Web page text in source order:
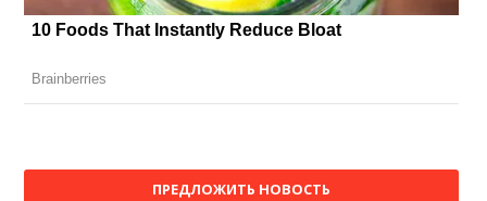
ПРЕДЛОЖИТЬ НОВОСТЬ